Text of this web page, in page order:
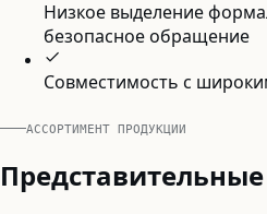
Низкое выделение
безопасное обращение
Совместимость с
АССОРТИМЕНТ ПРОДУКЦИИ